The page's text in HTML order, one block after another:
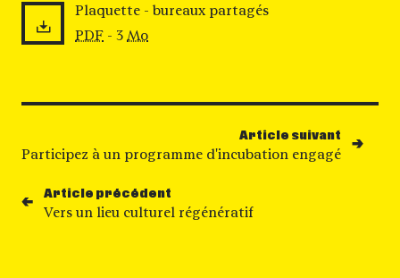
Plaquette - bureaux partagés
PDF - 3 Mo
Article précédent
Vers un lieu culturel régénératif
Article suivant
Participez à un programme d'incubation engagé